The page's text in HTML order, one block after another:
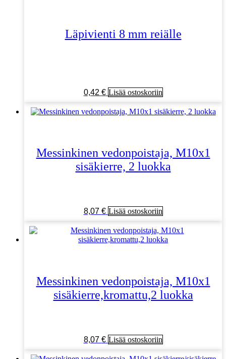
Läpivienti 8 mm reiälle
0,42 € Lisää ostoskoriin
Messinkinen vedonpoistaja, M10x1
sisäkierre, 2 luokka
8,07 € Lisää ostoskoriin
Messinkinen vedonpoistaja, M10x1
sisäkierre,kromattu,2 luokka
8,07 € Lisää ostoskoriin